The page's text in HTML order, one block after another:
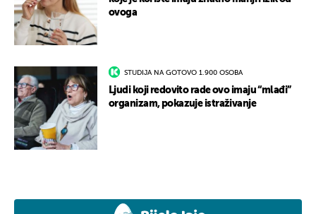
ovoga
STUDIJA NA GOTOVO 1.900 OSOBA
Ljudi koji redovito rade ovo imaju “mlađi”
organizam, pokazuje istraživanje